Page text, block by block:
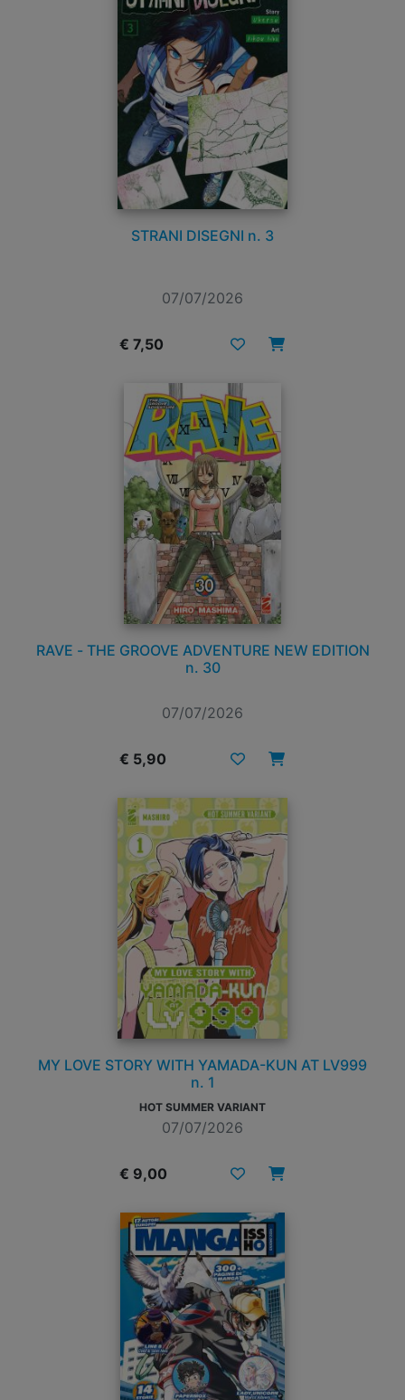
STRANI DISEGNI n. 3
07/07/2026
€ 7,50
RAVE - THE GROOVE ADVENTURE NEW EDITION
n. 30
07/07/2026
€ 5,90
MY LOVE STORY WITH YAMADA-KUN AT LV999
n. 1
HOT SUMMER VARIANT
07/07/2026
€ 9,00